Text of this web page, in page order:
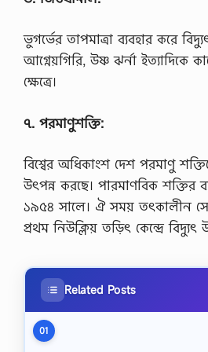
ভুগর্ভের তাপমাত্রা ব্যবহার করে
আগ্নেয়গিরি, উষ্ণ ঝর্না ইত্যাদিকে
ক্ষেত্রে।
৭. পরমাণুশক্তি:
বিশ্বের অধিকাংশ দেশ পরমাণু
উৎপন্ন করছে। পারমাণবিক শক্তির
১৯৫৪ সালে। ঐ সময় তৎকালীন
প্রথম নিউক্লিয় তড়িৎ কেন্দ্রে
Related Posts
01